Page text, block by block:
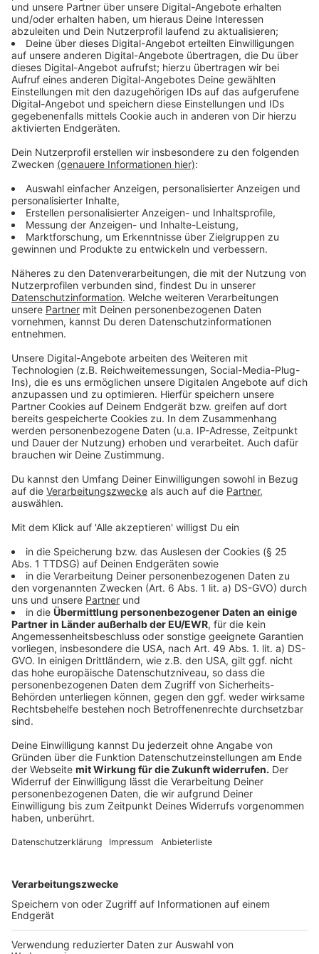
Anzeige
Führt einfach einen vollständigen Sendersuchlauf
durch. Bei den meisten Geräten findet ihr diese
Funktion direkt im Menü. Nach dem Suchlauf sollte
Radio 90,1 in eurer Senderliste erscheinen. Viele
Autoradios führen automatisch einen Sendersuchlauf
durch.In diesem Fall taucht unser Sender in Kürze in
der Liste auf, ohne dass ihr etwas tun müsst.
das nicht der Fall sein, führt den Sendersuchlauf
manuell durch.
Anzeige
Welche Vorteile hat DAB+?
Anzeige
Die bisherigen Empfangsprobleme sind mit DAB+
Geschichte. Besonders am Rand unseres
Sendegebiets war der Empfang über UKW nicht immer
störungsfrei möglich. Da UKW analog funktioniert, hört
ihr schlechten Empfang sofort (Rauschen,
Störgeräusche etc.). DAB+ enthält eine digitale
Fehlerkorrektur - so könnt ihr unser Programm auch bei
schlechtem Empfang in bester Qualität genießen.
Darüber hinaus können wir über DAB+ - wie über unsere
Webradios -Zusatzinfos wie Titel, Interpret usw. auf
eurem Radiodisplay anzeigen. Damit seht ihr zum
Und im Gegensatz zum Webradio verbraucht ihr über
DAB+ kein Datenvolumen!
Anzeige
Radio 90,1 weiterhin über UKW, App und
Internet hören?
Anzeige
Ja, auf jeden Fall! DAB+ ist ein zusätzlicher Weg, unser
Radioprogramm hören zu können. Parallel senden wir
weiterhin klassisch über UKW auf den bekannten
Frequenzen. Außerdem empfangt ihr uns über unsere
App ,unsere Website